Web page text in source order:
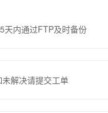
天内通过FTP及时备份
解决请提交工单